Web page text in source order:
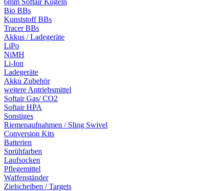
6mm Softair Kugeln
Bio BBs
Kunststoff BBs
Tracer BBs
Akkus / Ladegeräte
LiPo
NiMH
Li-Ion
Ladegeräte
Akku Zubehör
weitere Antriebsmittel
Softair Gas/ CO2
Softair HPA
Sonstiges
Riemenaufnahmen / Sling Swivel
Conversion Kits
Batterien
Sprühfarben
Laufsocken
Pflegemittel
Waffenständer
Zielscheiben / Targets